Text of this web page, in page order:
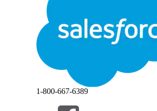
Where
:​ Available in ​Spring '22​​
How
:​​ In Setup, from Static
See Also
Generate Multiple Client-Side
HEEFT DIT ARTIKEL UW PROBLEEM
1-800-667-6389